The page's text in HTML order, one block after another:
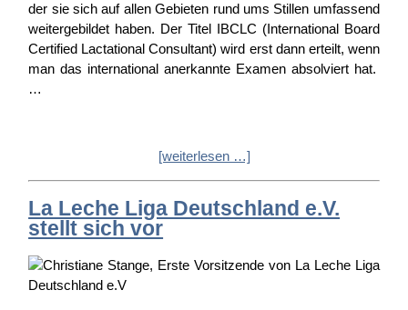
der sie sich auf allen Gebieten rund ums Stillen umfassend
weitergebildet haben. Der Titel IBCLC (International Board
Certified Lactational Consultant) wird erst dann erteilt, wenn
man das international anerkannte Examen absolviert hat.
…
[weiterlesen …]
La Leche Liga Deutschland e.V.
stellt sich vor